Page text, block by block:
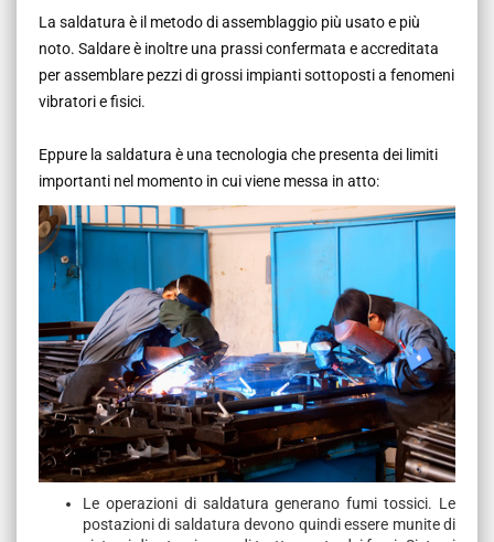
La saldatura è il metodo di assemblaggio più usato e più
noto. Saldare è inoltre una prassi confermata e accreditata
per assemblare pezzi di grossi impianti sottoposti a fenomeni
vibratori e fisici.
Eppure la saldatura è una tecnologia che presenta dei limiti
importanti nel momento in cui viene messa in atto:
Le operazioni di saldatura generano fumi tossici. Le
postazioni di saldatura devono quindi essere munite di